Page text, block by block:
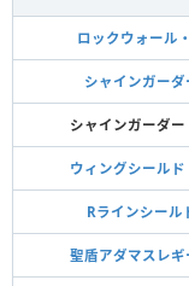
ロックウォール
シャインガーダ
シャインガーダー
ウィングシールド
Rラインシール
聖盾アダマスレギ